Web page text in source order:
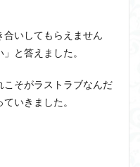
いしてもらえません
と答えました。
そがラストラブなんだ
いきました。